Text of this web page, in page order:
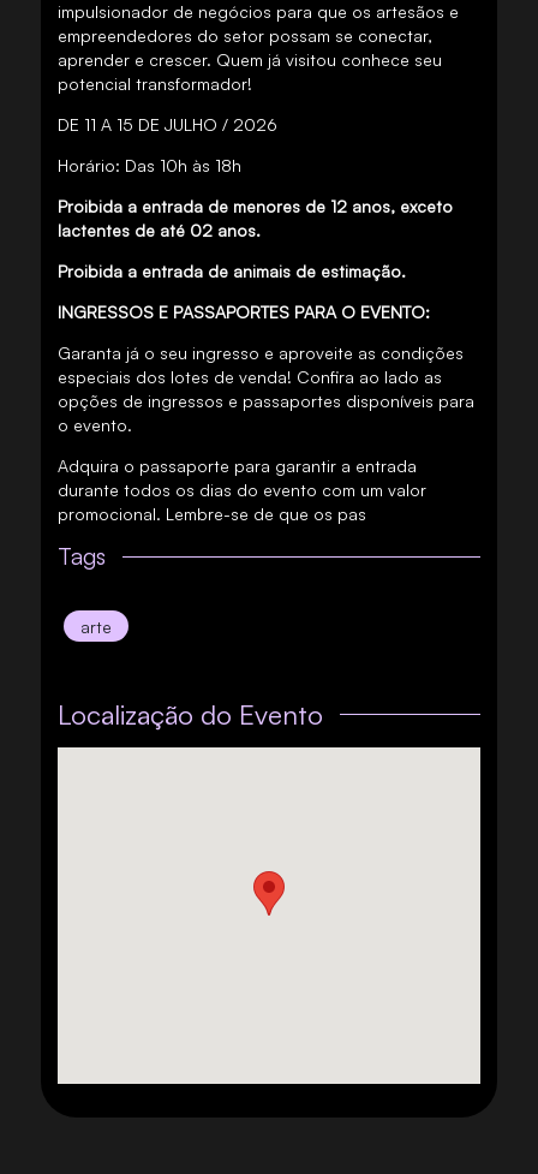
impulsionador de negócios para que os artesãos e
empreendedores do setor possam se conectar,
aprender e crescer. Quem já visitou conhece seu
potencial transformador!
DE 11 A 15 DE JULHO / 2026
Horário: Das 10h às 18h
Proibida a entrada de menores de 12 anos, exceto
lactentes de até 02 anos.
Proibida a entrada de animais de estimação.
INGRESSOS E PASSAPORTES PARA O EVENTO:
Garanta já o seu ingresso e aproveite as condições
especiais dos lotes de venda! Confira ao lado as
opções de ingressos e passaportes disponíveis para
o evento.
Adquira o passaporte para garantir a entrada
durante todos os dias do evento com um valor
promocional. Lembre-se de que os pas
Tags
arte
Localização do Evento